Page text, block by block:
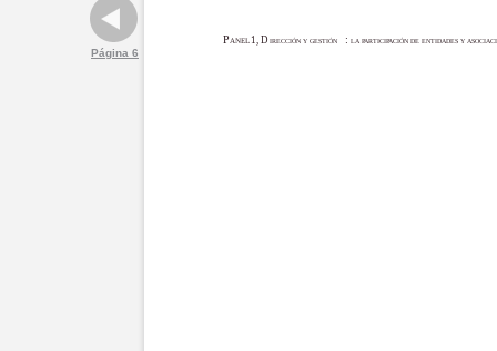
Página 6
P ANEL 1, DIRECCIÓN Y GESTIÓN : LA PARTICIPACIÓN DE ENTIDADES Y